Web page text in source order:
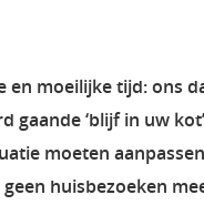
en moeilijke tijd: ons
gaande ‘blijf in uw
moeten
huisbezoeken